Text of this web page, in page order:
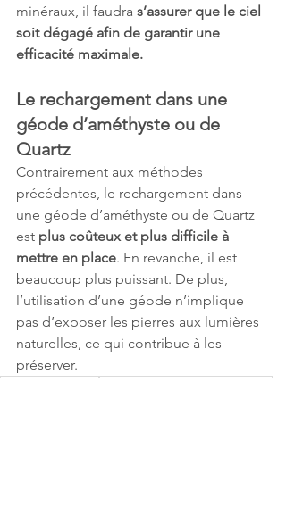
minéraux, il faudra s’assurer que le ciel
soit dégagé afin de garantir une
efficacité maximale.
Le rechargement dans une
géode d’améthyste ou de
Quartz
Contrairement aux méthodes
précédentes, le rechargement dans
une géode d’améthyste ou de Quartz
est plus coûteux et plus difficile à
mettre en place. En revanche, il est
beaucoup plus puissant. De plus,
l’utilisation d’une géode n’implique
pas d’exposer les pierres aux lumières
naturelles, ce qui contribue à les
préserver.